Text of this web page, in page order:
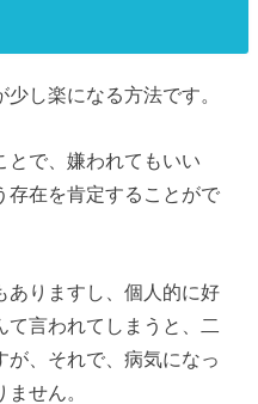
し楽になる方法です。
とで、嫌われてもいい
存在を肯定することがで
ありますし、個人的に好
て言われてしまうと、二
が、それで、病気になっ
せん。